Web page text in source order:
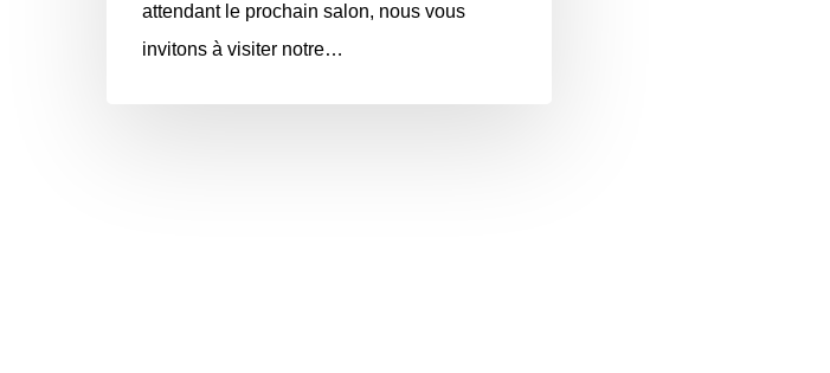
attendant le prochain salon, nous vous
invitons à visiter notre…